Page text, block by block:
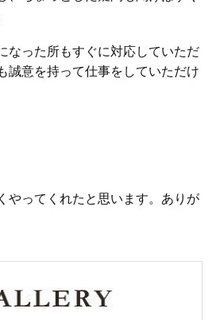
なった所もすぐに対応していただ
誠意を持って仕事をしていただけ
やってくれたと思います。ありが